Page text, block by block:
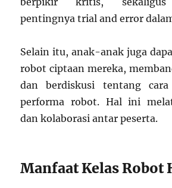
pentingnya trial and error
Selain itu, anak-anak juga
robot ciptaan mereka,
dan berdiskusi tentang cara
performa robot. Hal ini
dan kolaborasi antar peserta.
Manfaat Kelas Robot